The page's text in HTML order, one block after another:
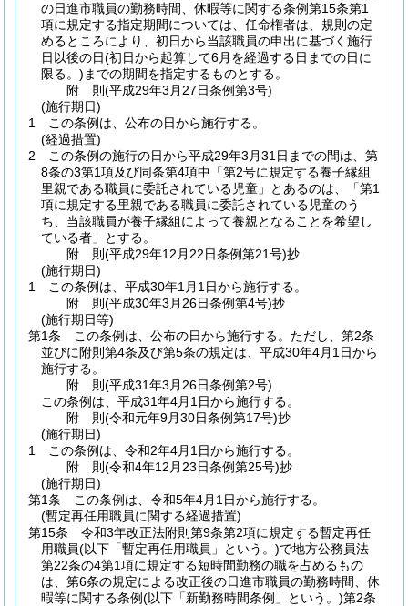
の日進市職員の勤務時間、休暇等に関する条例第15条第1
項に規定する指定期間については、任命権者は、規則の定
めるところにより、初日から当該職員の申出に基づく施行
日以後の日(初日から起算して6月を経過する日までの日に
限る。) までの期間を指定するものとする。
附 則(平成29年3月27日条例第3号)
(施行期日)
1
この条例は、公布の日から施行する。
(経過措置)
2
この条例の施行の日から平成29年3月31日までの間は、第
8条の3第1項及び同条第4項中「第2号に規定する養子縁組
里親である職員に委託されている児童」とあるのは、「第1
項に規定する里親である職員に委託されている児童のう
ち、当該職員が養子縁組によって養親となることを希望し
ている者」とする。
附 則(平成29年12月22日条例第21号)抄
(施行期日)
1
この条例は、平成30年1月1日から施行する。
附 則(平成30年3月26日条例第4号)抄
(施行期日等)
第1条
この条例は、公布の日から施行する。 ただし、第2条
並びに附則第4条及び第5条の規定は、平成30年4月1日から
施行する。
附 則(平成31年3月26日条例第2号)
この条例は、平成31年4月1日から施行する。
附 則(令和元年9月30日条例第17号)抄
(施行期日)
1
この条例は、令和2年4月1日から施行する。
附 則(令和4年12月23日条例第25号)抄
(施行期日)
第1条
この条例は、令和5年4月1日から施行する。
(暫定再任用職員に関する経過措置)
第15条
令和3年改正法附則第9条第2項に規定する暫定再任
用職員(以下「暫定再任用職員」という。)で地方公務員法
第22条の4第1項に規定する短時間勤務の職を占めるもの
は、第6条の規定による改正後の日進市職員の勤務時間、休
暇等に関する条例(以下「新勤務時間条例」という。)第2条